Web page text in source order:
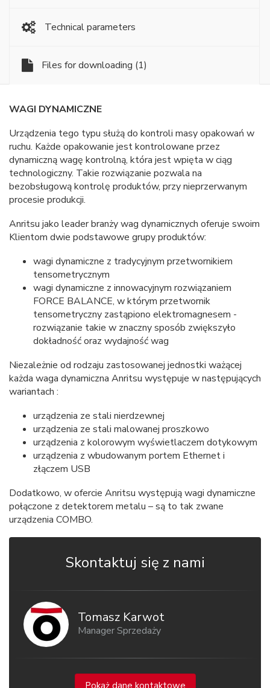
Technical parameters
Files for downloading (1)
WAGI DYNAMICZNE
Urządzenia tego typu służą do kontroli masy opakowań w
ruchu. Każde opakowanie jest kontrolowane przez
dynamiczną wagę kontrolną, która jest wpięta w ciąg
technologiczny. Takie rozwiązanie pozwala na
bezobsługową kontrolę produktów, przy nieprzerwanym
procesie produkcji.
Anritsu jako leader branży wag dynamicznych oferuje swoim
Klientom dwie podstawowe grupy produktów:
wagi dynamiczne z tradycyjnym przetwornikiem
tensometrycznym
wagi dynamiczne z innowacyjnym rozwiązaniem
FORCE BALANCE, w którym przetwornik
tensometryczny zastąpiono elektromagnesem -
rozwiązanie takie w znaczny sposób zwiększyło
dokładność oraz wydajność wag
Niezależnie od rodzaju zastosowanej jednostki ważącej
każda waga dynamiczna Anritsu występuje w następujących
wariantach :
urządzenia ze stali nierdzewnej
urządzenia ze stali malowanej proszkowo
urządzenia z kolorowym wyświetlaczem dotykowym
urządzenia z wbudowanym portem Ethernet i
złączem USB
Dodatkowo, w ofercie Anritsu występują wagi dynamiczne
połączone z detektorem metalu – są to tak zwane
urządzenia COMBO.
Skontaktuj się z nami
Tomasz Karwot
Manager Sprzedaży